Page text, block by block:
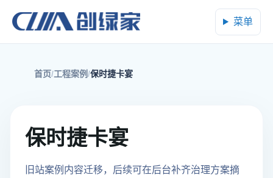
菜单
首页 工程案例 保时捷卡宴
保时捷卡宴
旧站案例内容迁移，后续可在后台补齐治理方案摘